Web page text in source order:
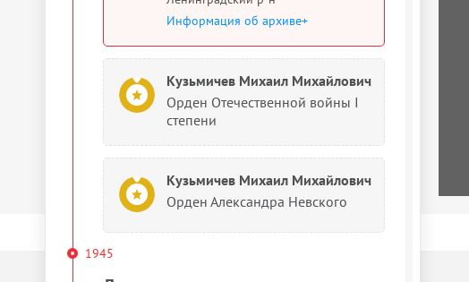
Информация об архиве+
Кузьмичев Михаил Михайлович
Орден Отечественной войны I
степени
Кузьмичев Михаил Михайлович
Орден Александра Невского
1945